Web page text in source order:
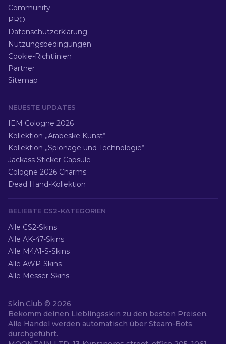
Community
PRO
Datenschutzerklärung
Nutzungsbedingungen
Cookie-Richtlinien
Partner
Sitemap
NEUESTE UPDATES
IEM Cologne 2026
Kollektion „Arabeske Kunst“
Kollektion „Spionage und Technologie“
Jackass Sticker Capsule
Cologne 2026 Charms
Dead Hand-Kollektion
BELIEBTE CS2-KATEGORIEN
Alle CS2-Skins
Alle AK-47-Skins
Alle M4A1-S-Skins
Alle AWP-Skins
Alle Messer-Skins
Skin.Club © 2026
Bekomm deinen Lieblingsskin zu den besten Preisen.
Alle Handel werden automatisch über Steam-Bots
durchgeführt.